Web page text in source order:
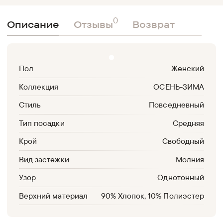
Описание Отзывы0 Возврат
Пол
Женский
Коллекция
ОСЕНЬ-ЗИМА
Стиль
Повседневный
Тип посадки
Средняя
Крой
Свободный
Вид застежки
Молния
Узор
Однотонный
Верхний материал
90% Хлопок, 10% Полиэстер